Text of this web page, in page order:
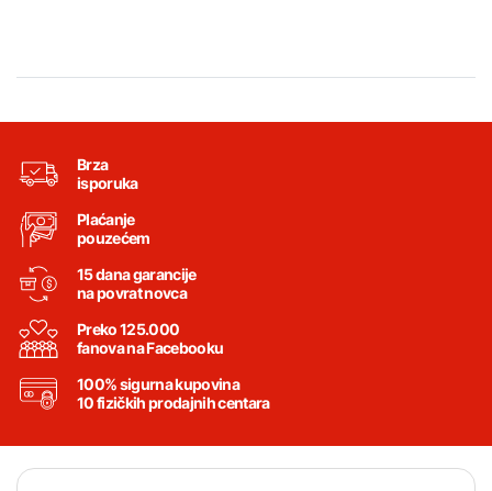
Brza
isporuka
Plaćanje
pouzećem
15 dana garancije
na povrat novca
Preko 125.000
fanova na Facebooku
100% sigurna kupovina
10 fizičkih prodajnih centara